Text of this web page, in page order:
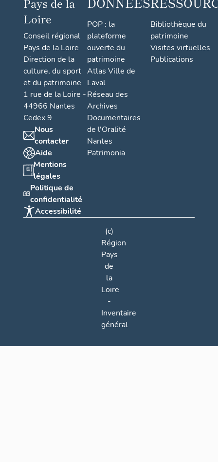
Loire
Conseil régional
Pays de la Loire
Direction de la
culture, du sport
et du patrimoine
1 rue de la Loire -
44966 Nantes
Cedex 9
Nous
contacter
Aide
Mentions
légales
Politique de
confidentialité
Accessibilité
POP : la
plateforme
ouverte du
patrimoine
Atlas Ville de
Laval
Réseau des
Archives
Documentaires
de l'Oralité
Nantes
Patrimonia
Bibliothèque du
patrimoine
Visites virtuelles
Publications
(c)
Région
Pays
de
la
Loire
-
Inventaire
général